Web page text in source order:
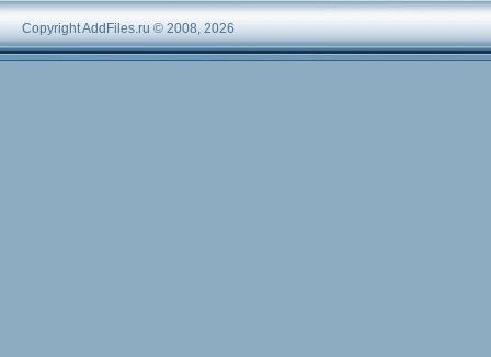
Copyright AddFiles.ru © 2008, 2026